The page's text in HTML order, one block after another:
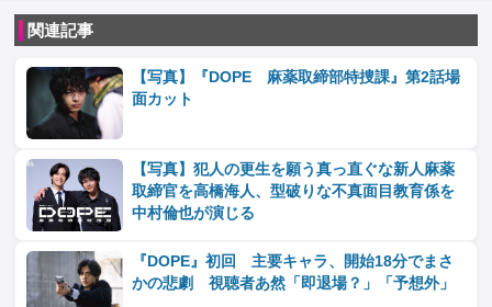
関連記事
【写真】『DOPE 麻薬取締部特捜課』第2話場
面カット
【写真】犯人の更生を願う真っ直ぐな新人麻薬
取締官を高橋海人、型破りな不真面目教育係を
中村倫也が演じる
『DOPE』初回 主要キャラ、開始18分でまさ
かの悲劇 視聴者あ然「即退場？」「予想外」